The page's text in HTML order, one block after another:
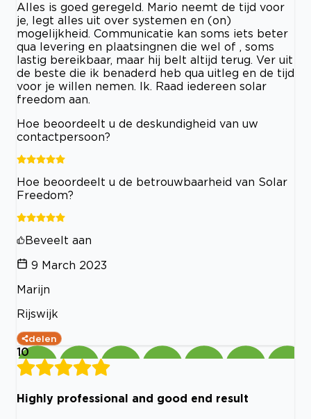
Alles is goed geregeld. Mario neemt de tijd voor
je, legt alles uit over systemen en (on)
mogelijkheid. Communicatie kan soms iets beter
qua levering en plaatsingnen die wel of , soms
lastig bereikbaar, maar hij belt altijd terug. Ver uit
de beste die ik benaderd heb qua uitleg en de tijd
voor je willen nemen. Ik. Raad iedereen solar
freedom aan.
Hoe beoordeelt u de deskundigheid van uw
contactpersoon?
Hoe beoordeelt u de betrouwbaarheid van Solar
Freedom?
Beveelt aan
9 March 2023
Marijn
Rijswijk
delen
10
Highly professional and good end result